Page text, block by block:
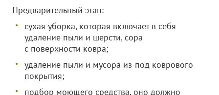
Предварительный этап:
сухая уборка, которая включает в себя
удаление пыли и шерсти, сора
с поверхности ковра;
удаление пыли и мусора из-под коврового
покрытия;
подбор моющего средства, оно должно